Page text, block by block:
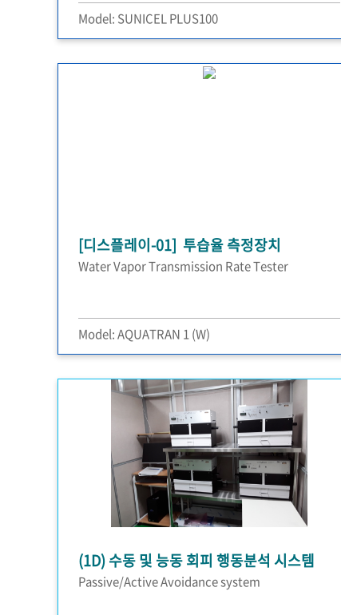
Model: SUNICEL PLUS100
[디스플레이-01] 투습율 측정장치
Water Vapor Transmission Rate Tester
Model: AQUATRAN 1 (W)
(1D) 수동 및 능동 회피 행동분석 시스템
Passive/Active Avoidance system